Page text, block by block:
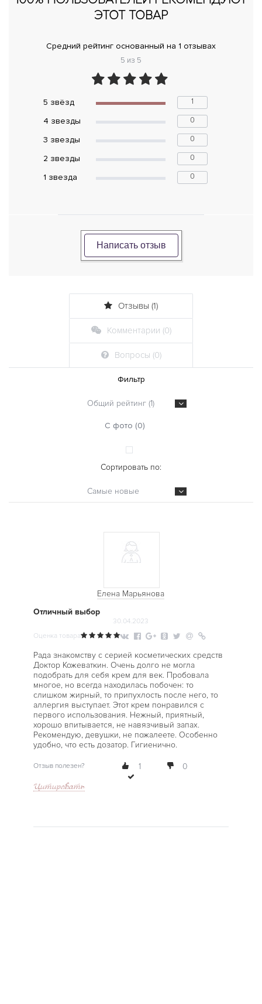
ЭТОТ ТОВАР
Средний рейтинг основанный на 1 отзывах
5 из 5
5 звёзд 1
4 звeзды 0
3 звeзды 0
2 звeзды 0
1 звeзда 0
Написать отзыв
Отзывы (1)
Комментарии (0)
Вопросы (0)
Фильтр
Общий рейтинг (1)
С фото (0)
Сортировать по:
Самые новые
Елена Марьянова
Отличный выбор
30.04.2023
Оценка товара
Рада знакомству с серией косметических средств
Доктор Кожеваткин. Очень долго не могла
подобрать для себя крем для век. Пробовала
многое, но всегда находилась побочен: то
слишком жирный, то припухлость после него, то
аллергия выступает. Этот крем понравился с
первого использования. Нежный, приятный,
хорошо впитывается, не навязчивый запах.
Рекомендую, девушки, не пожалеете. Особенно
удобно, что есть дозатор. Гигиенично.
Отзыв полезен? 1 0
Цитировать